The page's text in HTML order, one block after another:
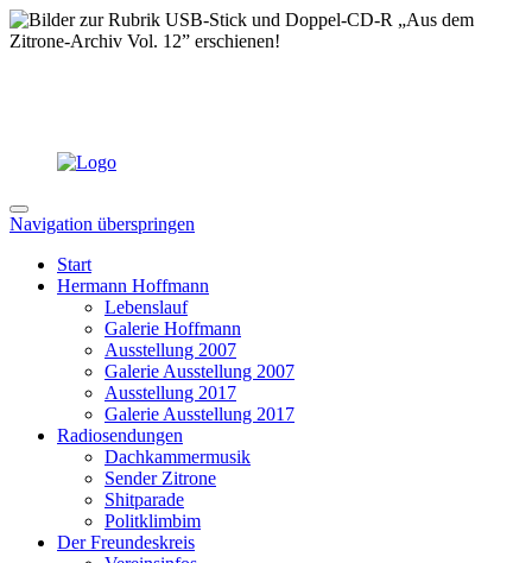
Navigation überspringen
Start
Hermann Hoffmann
Lebenslauf
Galerie Hoffmann
Ausstellung 2007
Galerie Ausstellung 2007
Ausstellung 2017
Galerie Ausstellung 2017
Radiosendungen
Dachkammermusik
Sender Zitrone
Shitparade
Politklimbim
Der Freundeskreis